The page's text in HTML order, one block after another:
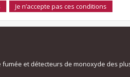
et détecteurs de monoxyde des